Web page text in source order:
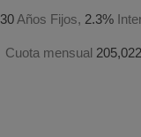
30Años Fijos, 2.3%
Cuota mensual